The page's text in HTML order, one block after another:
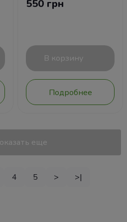
550 грн
В корзину
Подробнее
еще
4 5 > >|